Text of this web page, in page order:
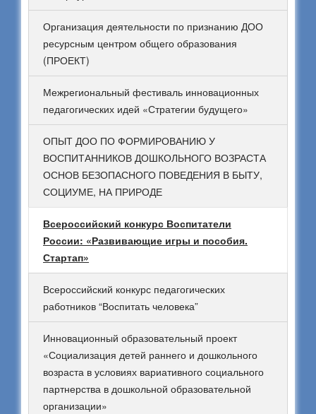
Организация деятельности по признанию ДОО
ресурсным центром общего образования
(ПРОЕКТ)
Межрегиональный фестиваль инновационных
педагогических идей «Стратегии будущего»
ОПЫТ ДОО ПО ФОРМИРОВАНИЮ У
ВОСПИТАННИКОВ ДОШКОЛЬНОГО ВОЗРАСТА
ОСНОВ БЕЗОПАСНОГО ПОВЕДЕНИЯ В БЫТУ,
СОЦИУМЕ, НА ПРИРОДЕ
Всероссийский конкурс Воспитатели
России: «Развивающие игры и пособия.
Стартап»
Всероссийский конкурс педагогических
работников “Воспитать человека”
Инновационный образовательный проект
«Социализация детей раннего и дошкольного
возраста в условиях вариативного социального
партнерства в дошкольной образовательной
организации»